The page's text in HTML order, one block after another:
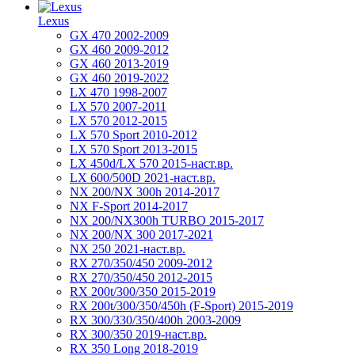
Lexus
GX 470 2002-2009
GX 460 2009-2012
GX 460 2013-2019
GX 460 2019-2022
LX 470 1998-2007
LX 570 2007-2011
LX 570 2012-2015
LX 570 Sport 2010-2012
LX 570 Sport 2013-2015
LX 450d/LX 570 2015-наст.вр.
LX 600/500D 2021-наст.вр.
NX 200/NX 300h 2014-2017
NX F-Sport 2014-2017
NX 200/NX300h TURBO 2015-2017
NX 200/NX 300 2017-2021
NX 250 2021-наст.вр.
RX 270/350/450 2009-2012
RX 270/350/450 2012-2015
RX 200t/300/350 2015-2019
RX 200t/300/350/450h (F-Sport) 2015-2019
RX 300/330/350/400h 2003-2009
RX 300/350 2019-наст.вр.
RX 350 Long 2018-2019